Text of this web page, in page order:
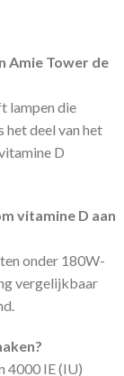
Amie Tower de
lampen die
deel van het
D
vitamine D aan
onder 180W-
vergelijkbaar
4000 IE (IU)